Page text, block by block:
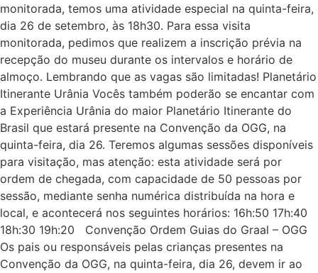
monitorada, temos uma atividade especial na quinta-feira,
dia 26 de setembro, às 18h30. Para essa visita
monitorada, pedimos que realizem a inscrição prévia na
recepção do museu durante os intervalos e horário de
almoço. Lembrando que as vagas são limitadas! Planetário
Itinerante Urânia Vocês também poderão se encantar com
a Experiência Urânia do maior Planetário Itinerante do
Brasil que estará presente na Convenção da OGG, na
quinta-feira, dia 26. Teremos algumas sessões disponíveis
para visitação, mas atenção: esta atividade será por
ordem de chegada, com capacidade de 50 pessoas por
sessão, mediante senha numérica distribuída na hora e
local, e acontecerá nos seguintes horários: 16h:50 17h:40
18h:30 19h:20 Convenção Ordem Guias do Graal – OGG
Os pais ou responsáveis pelas crianças presentes na
Convenção da OGG, na quinta-feira, dia 26, devem ir ao